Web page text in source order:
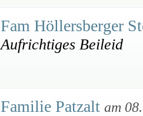
Fam Höllersberger
Aufrichtiges Beileid
Familie Patzalt am